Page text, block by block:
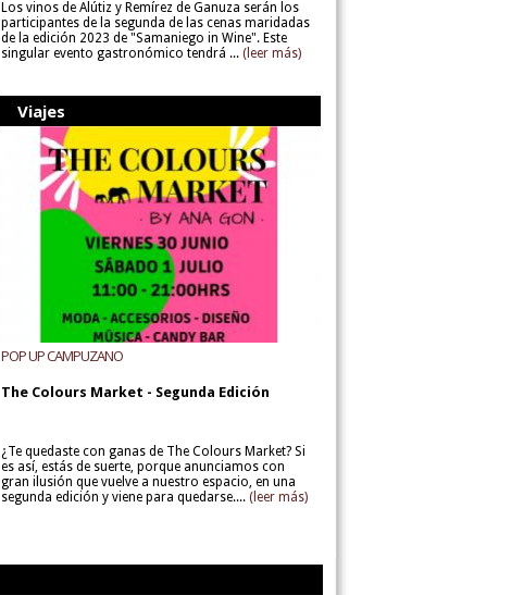
Los vinos de Alútiz y Remírez de Ganuza serán los
participantes de la segunda de las cenas maridadas
de la edición 2023 de "Samaniego in Wine". Este
singular evento gastronómico tendrá ... (leer más)
Viajes
POP UP CAMPUZANO
The Colours Market - Segunda Edición
¿Te quedaste con ganas de The Colours Market? Si
es así, estás de suerte, porque anunciamos con
gran ilusión que vuelve a nuestro espacio, en una
segunda edición y viene para quedarse.... (leer más)